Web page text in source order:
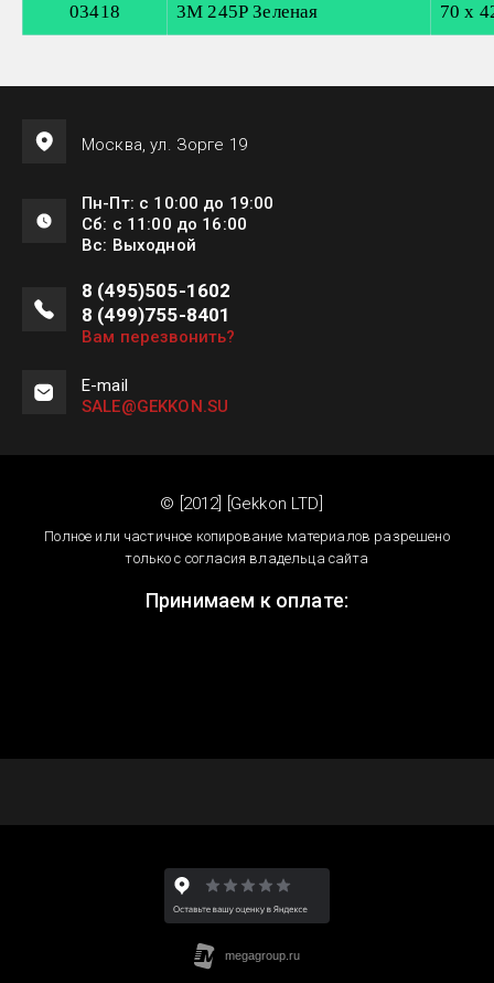
03418 3М 245Р Зеленая 70 x
Москва, ул. Зорге 19
Пн-Пт: с 10:00 до 19:00
Сб: с 11:00 до 16:00
Вс: Выходной
8 (495)505-1602
8 (499)755-8401
Вам перезвонить?
E-mail
SALE@GEKKON.SU
© [2012] [Gekkon LTD]
Полное или частичное копирование материалов разрешено
только с согласия владельца сайта
Принимаем к оплате: